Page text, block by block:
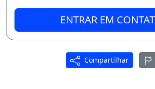
* Churrasqueira;
* Cerca Eletrica;
* Cerca Aspiral;
ENTRAR EM
Compartilhar